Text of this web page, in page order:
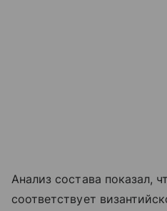
Анализ состава показал,
соответствует